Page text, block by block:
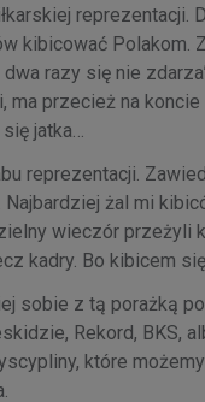
kibicować Polakom.
dwa razy się nie
przecież na
się jatka…
reprezentacji.
żal mi
wieczór przeżyli
kadry. Bo kibicem
sobie z tą porażką
Rekord, BKS,
które